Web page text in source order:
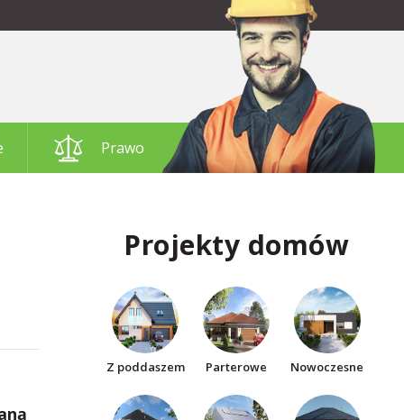
Prawo
Projekty domów
Z poddaszem Parterowe Nowoczesne